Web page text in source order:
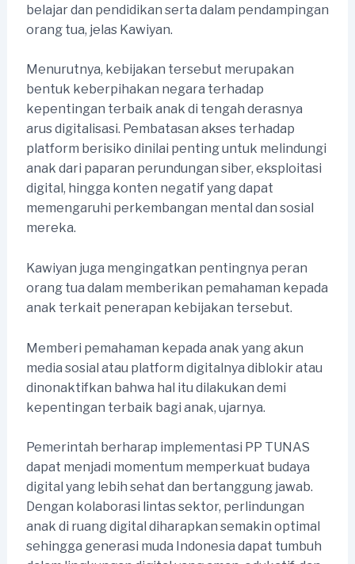
belajar dan pendidikan serta dalam pendampingan
orang tua, jelas Kawiyan.
Menurutnya, kebijakan tersebut merupakan
bentuk keberpihakan negara terhadap
kepentingan terbaik anak di tengah derasnya
arus digitalisasi. Pembatasan akses terhadap
platform berisiko dinilai penting untuk melindungi
anak dari paparan perundungan siber, eksploitasi
digital, hingga konten negatif yang dapat
memengaruhi perkembangan mental dan sosial
mereka.
Kawiyan juga mengingatkan pentingnya peran
orang tua dalam memberikan pemahaman kepada
anak terkait penerapan kebijakan tersebut.
Memberi pemahaman kepada anak yang akun
media sosial atau platform digitalnya diblokir atau
dinonaktifkan bahwa hal itu dilakukan demi
kepentingan terbaik bagi anak, ujarnya.
Pemerintah berharap implementasi PP TUNAS
dapat menjadi momentum memperkuat budaya
digital yang lebih sehat dan bertanggung jawab.
Dengan kolaborasi lintas sektor, perlindungan
anak di ruang digital diharapkan semakin optimal
sehingga generasi muda Indonesia dapat tumbuh